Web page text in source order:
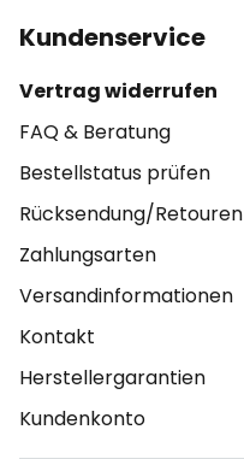
Kundenservice
Vertrag widerrufen
FAQ & Beratung
Bestellstatus prüfen
Rücksendung/Retouren
Zahlungsarten
Versandinformationen
Kontakt
Herstellergarantien
Kundenkonto